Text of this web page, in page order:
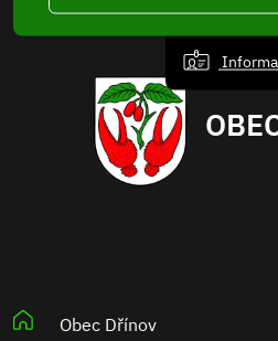
Obec Dřínov